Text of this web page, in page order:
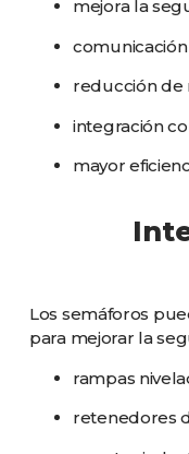
mejora la
reducción de
integración
mayor
Los semáforos
para mejorar la
rampas
retenedores